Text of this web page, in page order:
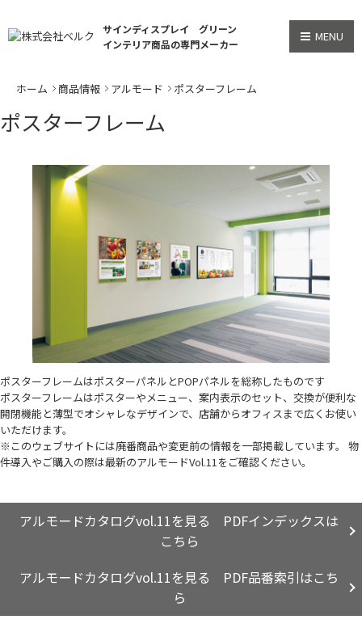
サインディスプレイ グリーン
インテリア商品の専門メーカー
MENU
ホーム 商品情報 アルモード ポスターフレーム
ポスターフレーム
ポスターフレームはポスターパネルとPOPパネルを総称したものです
ポスターフレームはポスターやメニュー、案内表示のセット、交換が便利な
開閉機能と薄型でオシャレなデザインで、店舗からオフィスまで広くお使い
いただけます。
※このウェブサイトには廃番商品や変更前の情報を一部掲載しています。 物
件導入やご購入の際は最新のアルモードVol.11をご確認ください。
アルモードカタログvol.11を見る PDFインデックスは
こちら
アルモードカタログvol.11を見る PDF品番索引はこち
ら